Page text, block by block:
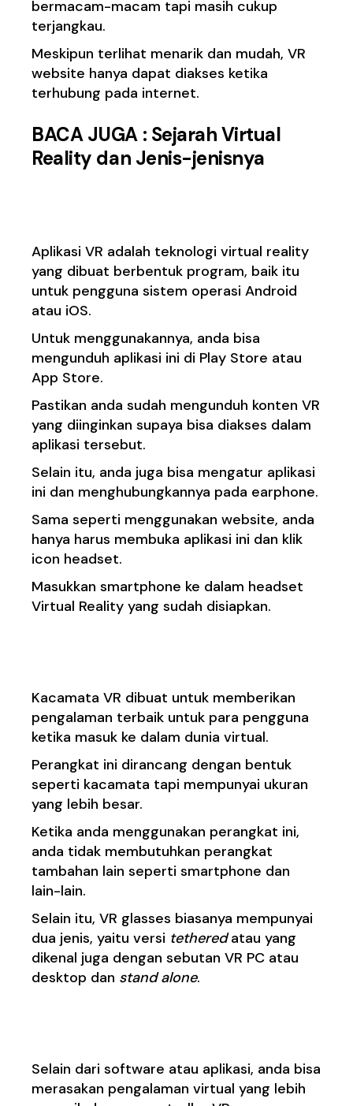
bermacam-macam tapi masih cukup
terjangkau.
Meskipun terlihat menarik dan mudah, VR
website hanya dapat diakses ketika
terhubung pada internet.
BACA JUGA : Sejarah Virtual
Reality dan Jenis-jenisnya
Aplikasi VR adalah teknologi virtual reality
yang dibuat berbentuk program, baik itu
untuk pengguna sistem operasi Android
atau iOS.
Untuk menggunakannya, anda bisa
mengunduh aplikasi ini di Play Store atau
App Store.
Pastikan anda sudah mengunduh konten VR
yang diinginkan supaya bisa diakses dalam
aplikasi tersebut.
Selain itu, anda juga bisa mengatur aplikasi
ini dan menghubungkannya pada earphone.
Sama seperti menggunakan website, anda
hanya harus membuka aplikasi ini dan klik
icon headset.
Masukkan smartphone ke dalam headset
Virtual Reality yang sudah disiapkan.
Kacamata VR dibuat untuk memberikan
pengalaman terbaik untuk para pengguna
ketika masuk ke dalam dunia virtual.
Perangkat ini dirancang dengan bentuk
seperti kacamata tapi mempunyai ukuran
yang lebih besar.
Ketika anda menggunakan perangkat ini,
anda tidak membutuhkan perangkat
tambahan lain seperti smartphone dan
lain-lain.
Selain itu, VR glasses biasanya mempunyai
dua jenis, yaitu versi tetheredatau yang
dikenal juga dengan sebutan VR PC atau
desktop dan stand alone.
Selain dari software atau aplikasi, anda bisa
merasakan pengalaman virtual yang lebih